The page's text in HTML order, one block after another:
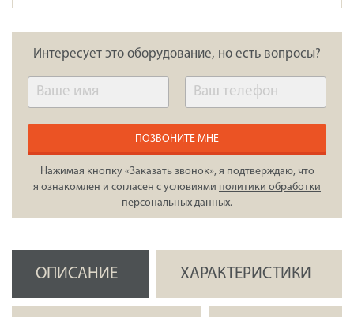
Интересует это оборудование, но есть вопросы?
ПОЗВОНИТЕ МНЕ
Нажимая кнопку «Заказать звонок», я подтверждаю, что
я ознакомлен и согласен с условиями политики обработки
персональных данных.
ОПИСАНИЕ ХАРАКТЕРИСТИКИ